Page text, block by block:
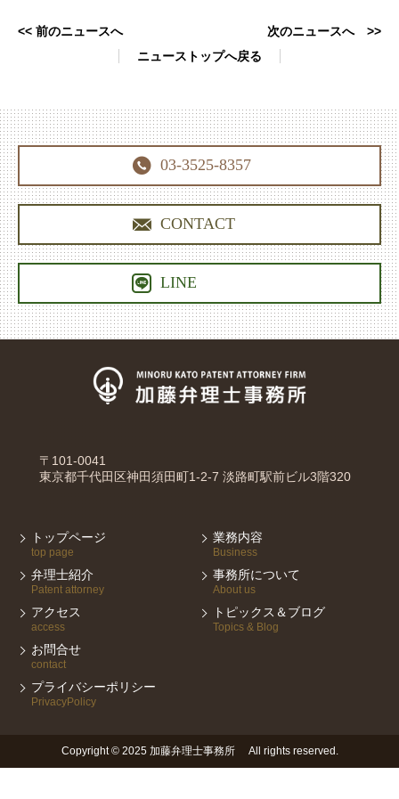
<< 前のニュースへ
ニューストップへ戻る
次のニュースへ >>
 03-3525-8357
 CONTACT
 LINE
〒101-0041
東京都千代田区神田須田町1-2-7 淡路町駅前ビル3階320
トップページ
top page
業務内容
Business
弁理士紹介
Patent attorney
事務所について
About us
アクセス
access
トピックス＆ブログ
Topics & Blog
お問合せ
contact
プライバシーポリシー
PrivacyPolicy
Copyright © 2025 加藤弁理士事務所 All rights reserved.